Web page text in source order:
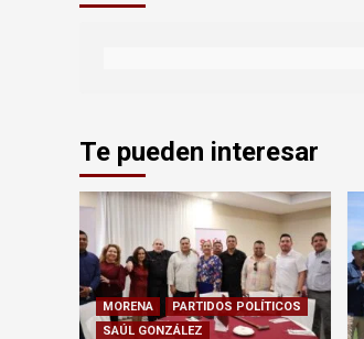
Te pueden interesar
MORENA
PARTIDOS POLÍTICOS
SAÚL GONZÁLEZ